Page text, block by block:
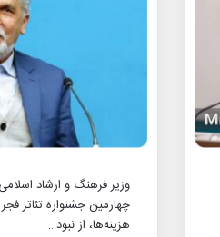
وزیر فرهنگ و ارشاد
چهارمین جشنواره تئاتر
هزینه‌ها، از نبود…